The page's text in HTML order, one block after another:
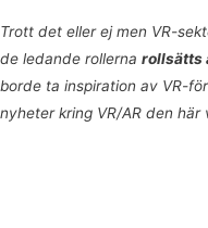
Trott det eller ej men VR-
de ledande rollerna rollsätts
borde ta inspiration av VR-
nyheter kring VR/AR den här